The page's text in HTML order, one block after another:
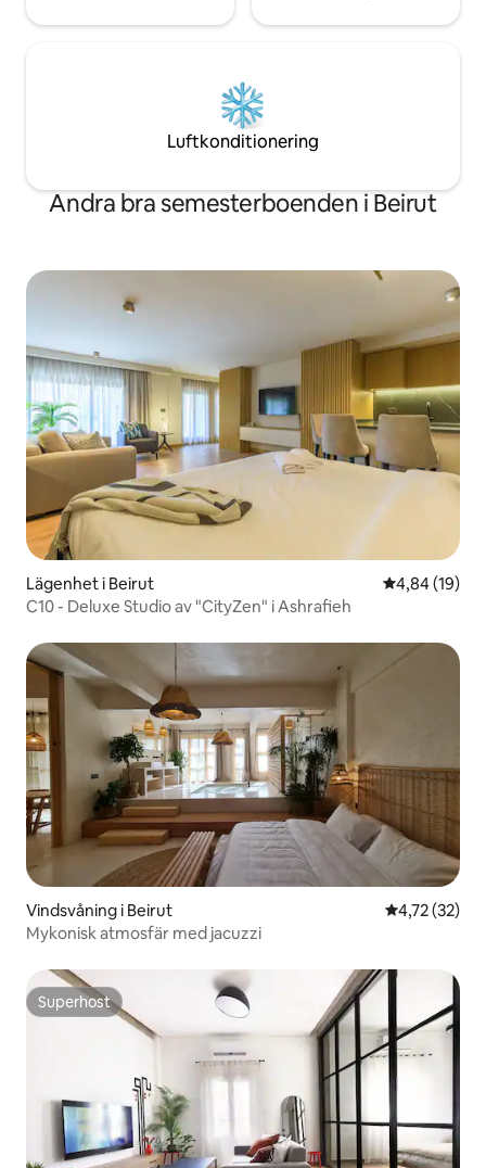
Luftkonditionering
Andra bra semesterboenden i Beirut
Lägenhet i Beirut 4,84 av 5 i
4,84 (19)
C10 - Deluxe Studio av "CityZen" i Ashrafieh
Vindsvåning i Beirut 4,72 av 5 i
4,72 (32)
Mykonisk atmosfär med jacuzzi
Superhost
Superhost